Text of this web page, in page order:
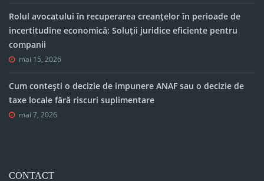
Rolul avocatului în recuperarea creanțelor în perioade de
incertitudine economică: Soluții juridice eficiente pentru
companii
mai 15, 2026
Cum contești o decizie de impunere ANAF sau o decizie de
taxe locale fără riscuri suplimentare
mai 7, 2026
CONTACT